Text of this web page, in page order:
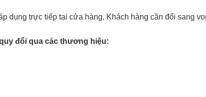
dụng trực tiếp tại cửa hàng, Khách hàng cần đổi sang
đổi qua các thương hiệu: